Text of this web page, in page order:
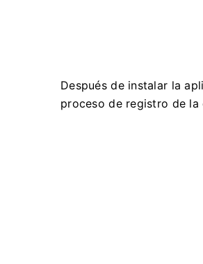
Después de instalar la
proceso de registro de la